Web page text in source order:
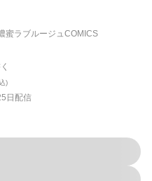
蜜ラブルージュCOMICS
)
日 配信